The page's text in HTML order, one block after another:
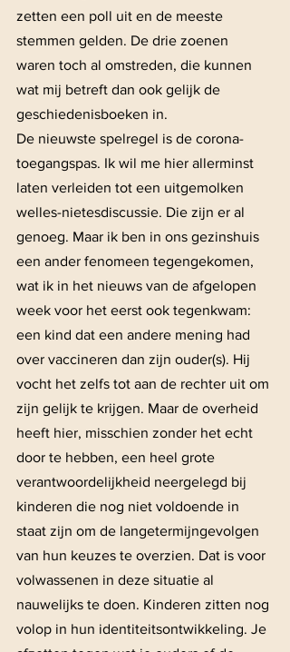
zetten een poll uit en de meeste
stemmen gelden. De drie zoenen
waren toch al omstreden, die kunnen
wat mij betreft dan ook gelijk de
geschiedenisboeken in.
De nieuwste spelregel is de corona-
toegangspas. Ik wil me hier allerminst
laten verleiden tot een uitgemolken
welles-nietesdiscussie. Die zijn er al
genoeg. Maar ik ben in ons gezinshuis
een ander fenomeen tegengekomen,
wat ik in het nieuws van de afgelopen
week voor het eerst ook tegenkwam:
een kind dat een andere mening had
over vaccineren dan zijn ouder(s). Hij
vocht het zelfs tot aan de rechter uit om
zijn gelijk te krijgen. Maar de overheid
heeft hier, misschien zonder het echt
door te hebben, een heel grote
verantwoordelijkheid neergelegd bij
kinderen die nog niet voldoende in
staat zijn om de langetermijngevolgen
van hun keuzes te overzien. Dat is voor
volwassenen in deze situatie al
nauwelijks te doen. Kinderen zitten nog
volop in hun identiteitsontwikkeling. Je